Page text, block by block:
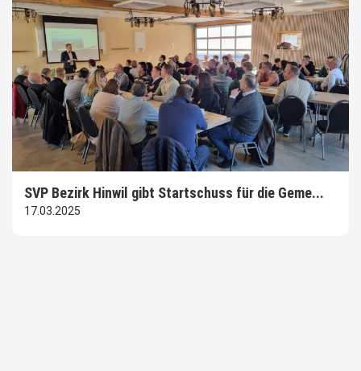
SVP Bezirk Hinwil gibt Startschuss für die Geme...
17.03.2025